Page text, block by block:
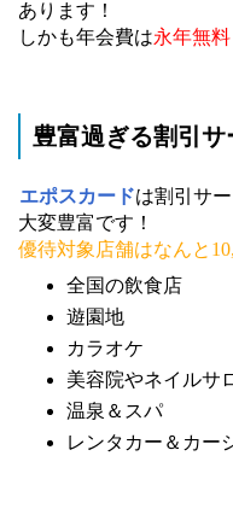
あります！
しかも年会費は永年無料
豊富過ぎる割引サ
エポスカードは割引サ
大変豊富です！
優待対象店舗はなんと
全国の飲食店
遊園地
カラオケ
美容院やネイルサ
温泉＆スパ
レンタカー＆カー